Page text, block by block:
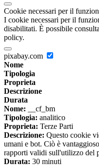
Cookie necessari per il
I cookie necessari per il
disabilitati. È possibile
policy.
pixabay.com
Nome
Tipologia
Proprieta
Descrizione
Durata
Nome: __cf_bm
Tipologia: analitico
Proprieta: Terze Parti
Descrizione: Questo cookie
umani e bot. Ciò è
rapporti validi sull'utilizzo del
Durata: 30 minuti